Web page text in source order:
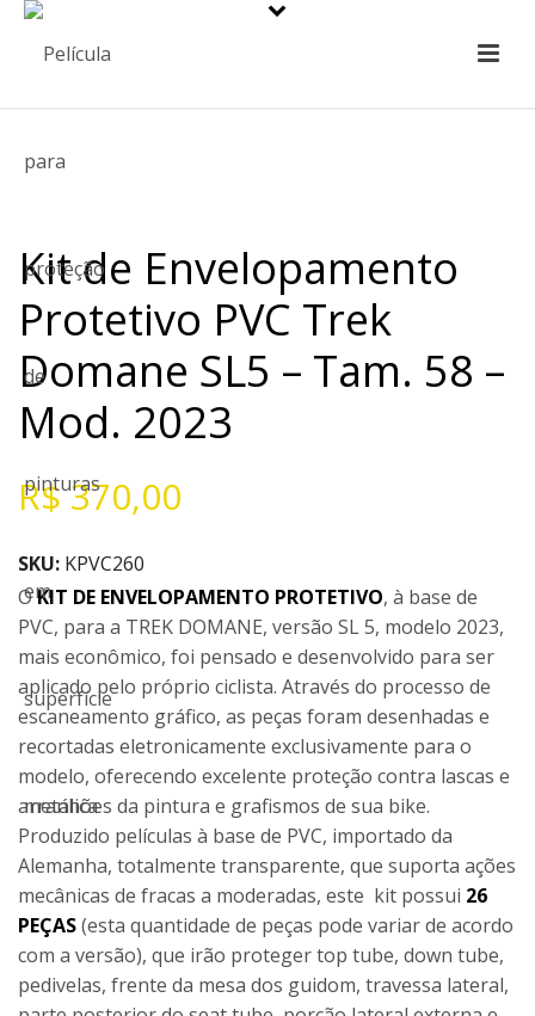
Kit de Envelopamento
Protetivo PVC Trek
Domane SL5 – Tam. 58 –
Mod. 2023
R$370,00
SKU: KPVC260
OKIT DE ENVELOPAMENTO PROTETIVO, à base de
PVC, para a TREK DOMANE, versão SL 5, modelo 2023,
mais econômico, foi pensado e desenvolvido para ser
aplicado pelo próprio ciclista. Através do processo de
escaneamento gráfico, as peças foram desenhadas e
recortadas eletronicamente exclusivamente para o
modelo, oferecendo excelente proteção contra lascas e
arranhões da pintura e grafismos de sua bike.
Produzido películas à base de PVC, importado da
Alemanha, totalmente transparente, que suporta ações
mecânicas de fracas a moderadas, este kit possui 26
PEÇAS(esta quantidade de peças pode variar de acordo
com a versão), que irão proteger top tube, down tube,
pedivelas, frente da mesa dos guidom, travessa lateral,